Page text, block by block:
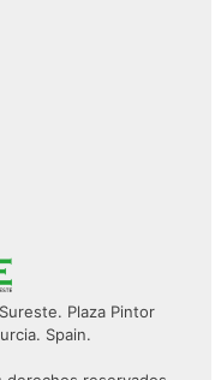
Plaza Pintor
Spain.